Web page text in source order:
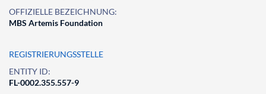
OFFIZIELLE BEZEICHNUNG:
MBS Artemis Foundation
REGISTRIERUNGSSTELLE
ENTITY ID:
FL-0002.355.557-9